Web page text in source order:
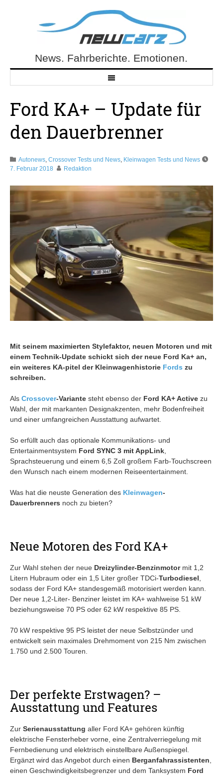
NewCarz.deNews. Fahrberichte. Emotionen.
Ford KA+ – Update für
den Dauerbrenner
Autonews, Crossover Tests und News, Kleinwagen Tests und News
7. Februar 2018
Redaktion
Mit seinem maximierten Stylefaktor, neuen Motoren und mit
einem Technik-Update schickt sich der neue Ford Ka+ an,
ein weiteres KA-pitel der Kleinwagenhistorie Fords zu
schreiben.
Als Crossover-Variante steht ebenso der Ford KA+ Active zu
Wahl, der mit markanten Designakzenten, mehr Bodenfreiheit
und einer umfangreichen Ausstattung aufwartet.
So erfüllt auch das optionale Kommunikations- und
Entertainmentsystem Ford SYNC 3 mit AppLink
Sprachsteuerung und einem 6,5 Zoll großem Farb-Touchscreen
den Wunsch nach einem modernen Reiseentertainment.
Was hat die neuste Generation des Kleinwagen-
Dauerbrenners noch zu bieten?
Neue Motoren des Ford KA+
Zur Wahl stehen der neue Dreizylinder-Benzinmotormit 1,2
Litern Hubraum oder ein 1,5 Liter großer TDCi-Turbodiesel
sodass der Ford KA+ standesgemäß motorisiert werden kann.
Der neue 1,2-Liter- Benziner leistet im KA+ wahlweise 51 kW
beziehungsweise 70 PS oder 62 kW respektive 85 PS.
70 kW respektive 95 PS leistet der neue Selbstzünder und
entwickelt sein maximales Drehmoment von 215 Nm zwischen
1.750 und 2.500 Touren.
Der perfekte Erstwagen? –
Ausstattung und Features
Zur Serienausstattung aller Ford KA+ gehören künftig
elektrische Fensterheber vorne, eine Zentralverriegelung mit
Fernbedienung und elektrisch einstellbare Außenspiegel.
Ergänzt wird das Angebot durch einen Berganfahrassistenten
einen Geschwindigkeitsbegrenzer und dem Tanksystem Ford